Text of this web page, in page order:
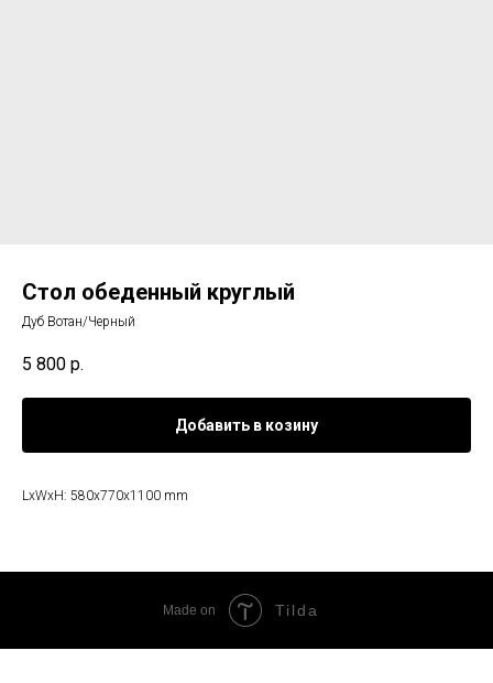
Стол обеденный круглый
Дуб Вотан/Черный
5 800 р.
Добавить в козину
LxWxH: 580x770x1100 mm
Made on Tilda